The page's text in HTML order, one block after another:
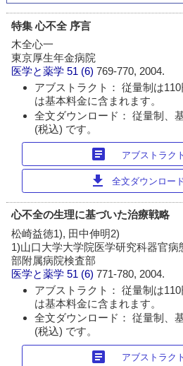
特集 心不全 序言
木全心一
東京厚生年金病院
医学と薬学 51 (6)769-770, 2004.
アブストラクト： 従量制は
は基本料金に含まれます。
全文ダウンロード： 従量制、
(税込) です。
article アブストラク
download 全文ダウンロー
心不全の生理に基づいた治療戦略
松崎益徳1), 田中伸明2)
1)山口大学大学院医学研究科器官
部附属病院検査部
医学と薬学 51 (6)771-780, 2004.
アブストラクト： 従量制は
は基本料金に含まれます。
全文ダウンロード： 従量制、
(税込) です。
article アブストラク